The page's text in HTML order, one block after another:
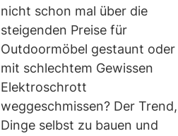
nicht schon mal über die
steigenden Preise für
Outdoormöbel gestaunt oder
mit schlechtem Gewissen
Elektroschrott
weggeschmissen? Der Trend,
Dinge selbst zu bauen und